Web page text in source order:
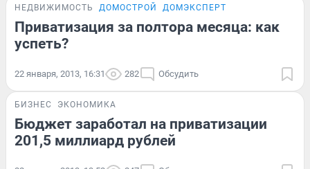
НЕДВИЖИМОСТЬ ДОМОСТРОЙ ДОМЭКСПЕРТ
Приватизация за полтора месяца: как
успеть?
22 января, 2013, 16:31 282 Обсудить
БИЗНЕС ЭКОНОМИКА
Бюджет заработал на приватизации
201,5 миллиард рублей